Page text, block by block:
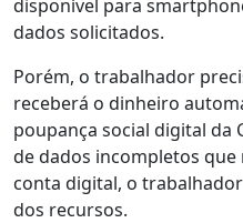
disponível para
dados solicitados.
Porém, o trabalhador
receberá o dinheiro
poupança social digital da
de dados incompletos
conta digital, o
dos recursos.